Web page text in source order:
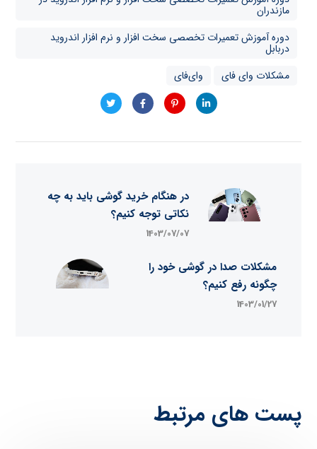
مازندران
دوره آموزش تعمیرات تخصصی سخت افزار و نرم افزار اندروید
دربابل
مشکلات وای فای
وای‌فای
در هنگام خرید گوشی باید به چه
نکاتی توجه کنیم؟
1403/07/07
مشکلات صدا در گوشی خود را
چگونه رفع کنیم؟
1403/01/27
پست های مرتبط